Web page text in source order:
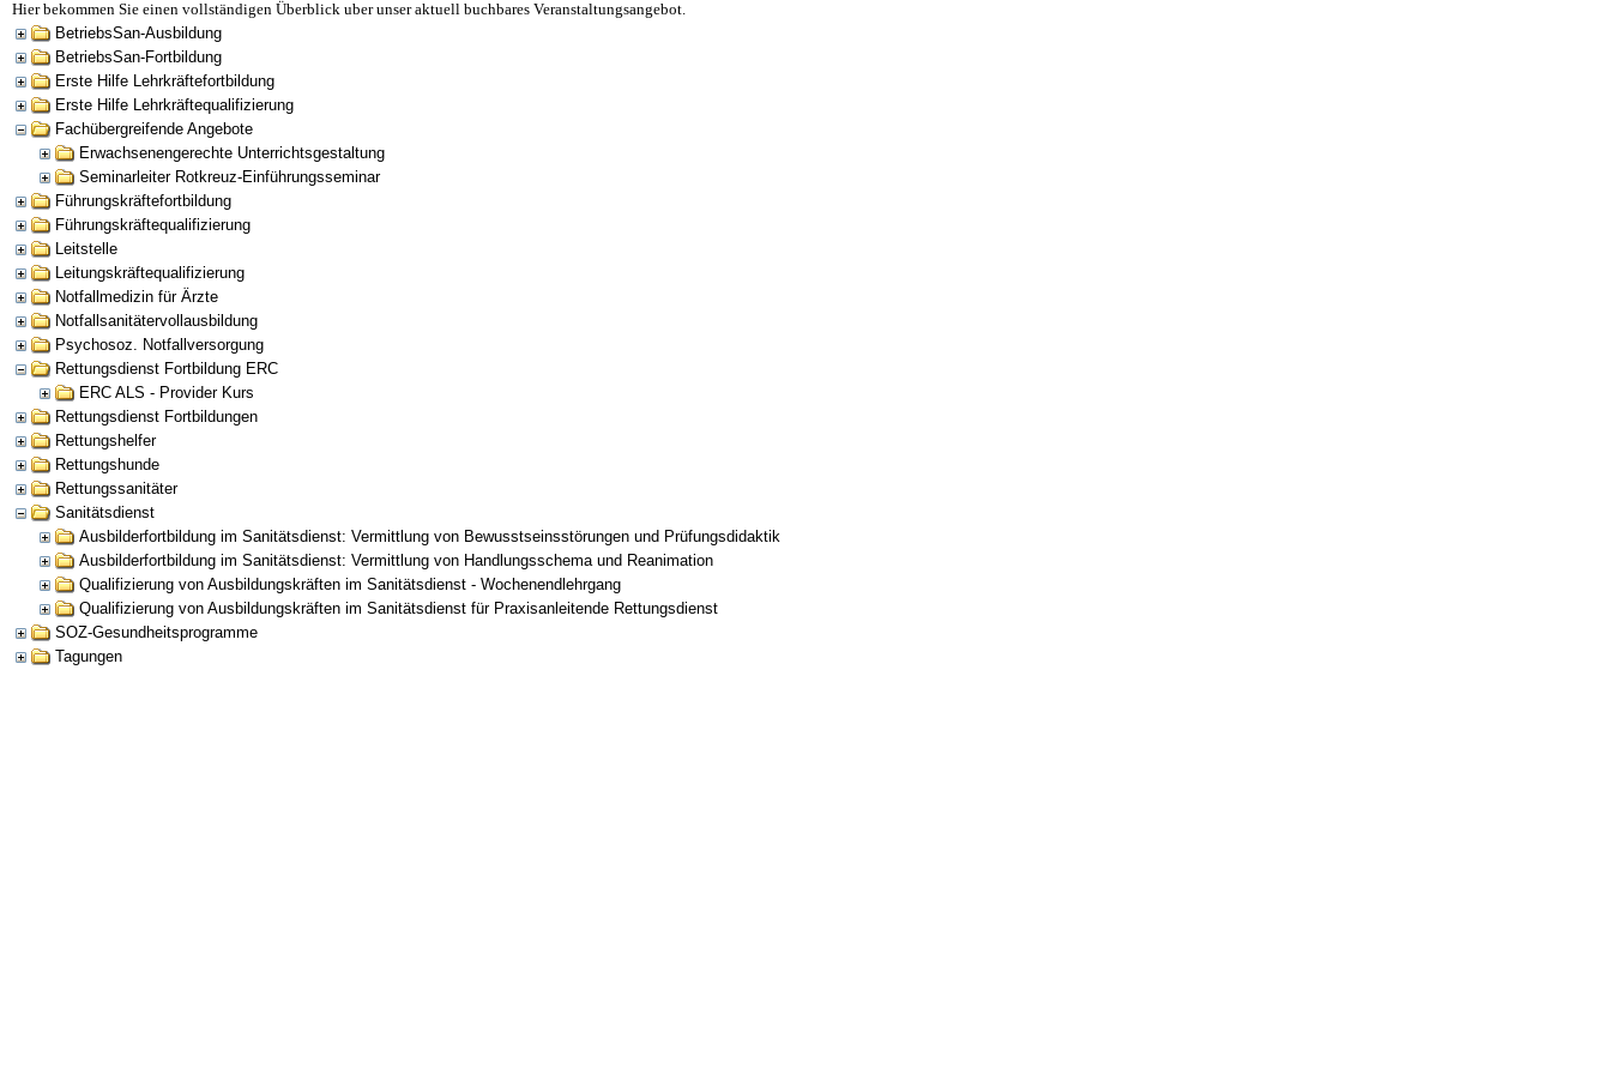
Hier bekommen Sie einen vollständigen Überblick uber unser aktuell buchbares Veranstaltungsangebot.
BetriebsSan-Ausbildung
BetriebsSan-Fortbildung
Erste Hilfe Lehrkräftefortbildung
Erste Hilfe Lehrkräftequalifizierung
Fachübergreifende Angebote
Erwachsenengerechte Unterrichtsgestaltung
Seminarleiter Rotkreuz-Einführungsseminar
Führungskräftefortbildung
Führungskräftequalifizierung
Leitstelle
Leitungskräftequalifizierung
Notfallmedizin für Ärzte
Notfallsanitätervollausbildung
Psychosoz. Notfallversorgung
Rettungsdienst Fortbildung ERC
ERC ALS - Provider Kurs
Rettungsdienst Fortbildungen
Rettungshelfer
Rettungshunde
Rettungssanitäter
Sanitätsdienst
Ausbilderfortbildung im Sanitätsdienst: Vermittlung von Bewusstseinsstörungen und Prüfungsdidaktik
Ausbilderfortbildung im Sanitätsdienst: Vermittlung von Handlungsschema und Reanimation
Qualifizierung von Ausbildungskräften im Sanitätsdienst - Wochenendlehrgang
Qualifizierung von Ausbildungskräften im Sanitätsdienst für Praxisanleitende Rettungsdienst
SOZ-Gesundheitsprogramme
Tagungen